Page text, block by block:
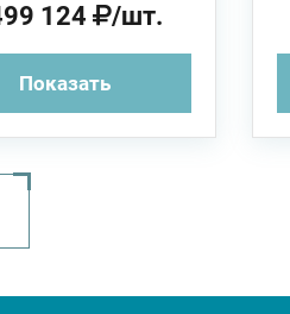
124 /шт.
Показать
Spa Repose
см